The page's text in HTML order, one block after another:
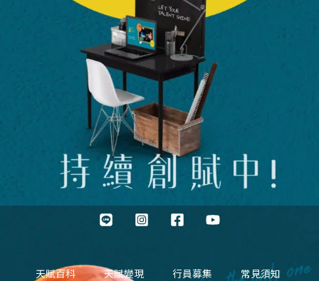
天賦百科 天賦變現 行員募集 常見須知